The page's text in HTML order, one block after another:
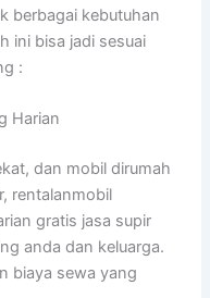
berbagai kebutuhan
ini bisa jadi sesuai
:
Harian
dan mobil dirumah
rentalanmobil
gratis jasa supir
anda dan keluarga.
biaya sewa yang